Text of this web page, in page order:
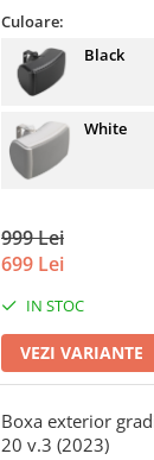
Culoare:
Black
White
999 Lei
699 Lei
IN STOC
VEZI VARIANTE
Boxa exterior
20 v.3 (2023)